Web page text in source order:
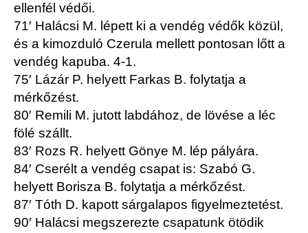
ellenfél védői.
71′ Halácsi M. lépett ki a vendég védők közül,
és a kimozduló Czerula mellett pontosan lőtt a
vendég kapuba. 4-1.
75′ Lázár P. helyett Farkas B. folytatja a
mérkőzést.
80′ Remili M. jutott labdához, de lövése a léc
fölé szállt.
83′ Rozs R. helyett Gönye M. lép pályára.
84′ Cserélt a vendég csapat is: Szabó G.
helyett Borisza B. folytatja a mérkőzést.
87′ Tóth D. kapott sárgalapos figyelmeztetést.
90′ Halácsi megszerezte csapatunk ötödik